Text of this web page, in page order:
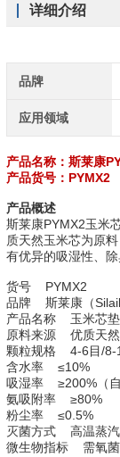
详细介绍
品牌
应用领域
产品名称： 斯莱康
产品货号：PYMX2
产品概述
斯莱康PYMX2玉米
质天然玉米芯为原
有优异的吸湿性、
货号 PYMX2
品牌 斯莱康（
产品名称 玉米芯
原料来源 优质天
颗粒规格 4-6目/
含水率 ≤10%
吸湿率 ≥200%（
氨吸附率 ≥80%
粉尘率 ≤0.5%
灭菌方式 高温蒸
微生物指标 需氧